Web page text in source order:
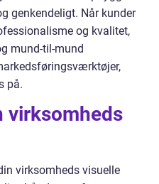
genkendeligt. Når kunder
og kvalitet,
mund-til-mund
på.
virksomheds
virksomheds visuelle